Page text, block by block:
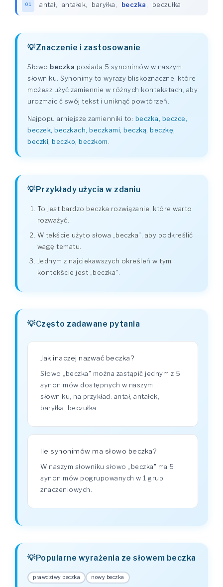
01 antał, antałek, baryłka, beczka, beczułka
Znaczenie i zastosowanie
Słowo beczka posiada 5 synonimów w naszym
słowniku. Synonimy to wyrazy bliskoznaczne, które
możesz użyć zamiennie w różnych kontekstach, aby
urozmaicić swój tekst i uniknąć powtórzeń.
Najpopularniejsze zamienniki to: beczka, beczce,
beczek, beczkach, beczkami, beczką, beczkę,
beczki, beczko, beczkom.
Przykłady użycia w zdaniu
To jest bardzo beczka rozwiązanie, które warto
rozważyć.
W tekście użyto słowa „beczka", aby podkreślić
wagę tematu.
Jednym z najciekawszych określeń w tym
kontekście jest „beczka".
Często zadawane pytania
Jak inaczej nazwać beczka?
Słowo „beczka" można zastąpić jednym z 5
synonimów dostępnych w naszym
słowniku, na przykład: antał, antałek,
baryłka, beczułka.
Ile synonimów ma słowo beczka?
W naszym słowniku słowo „beczka" ma 5
synonimów pogrupowanych w 1 grup
znaczeniowych.
Popularne wyrażenia ze słowem beczka
prawdziwy beczka nowy beczka